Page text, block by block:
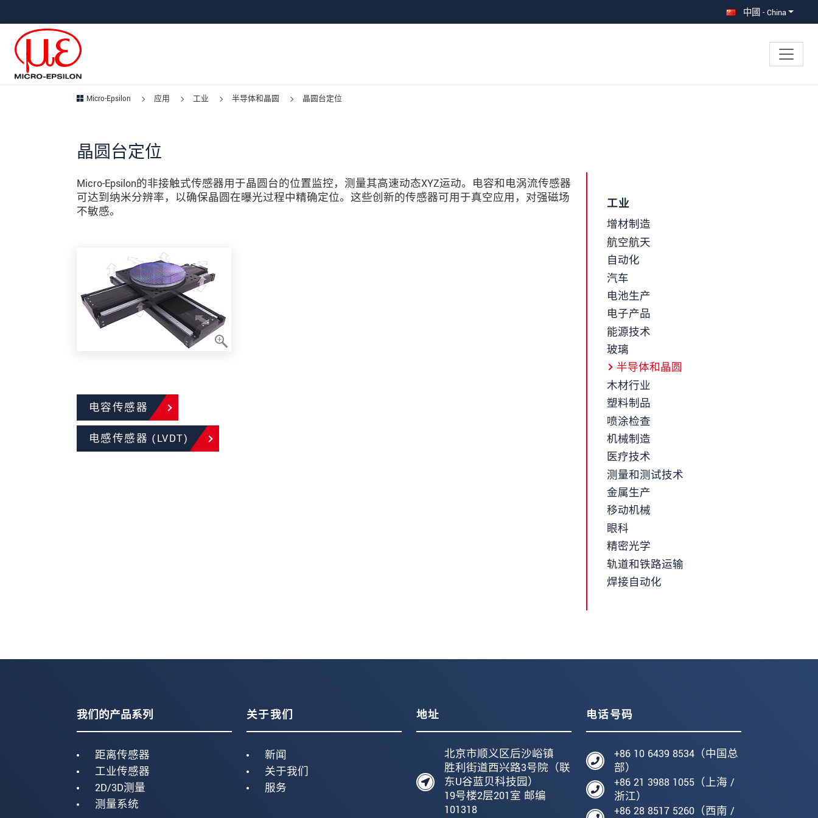
中國 - China
Micro-Epsilon 应用 工业 半导体和晶圆 晶圆台定位
晶圆台定位
Micro-Epsilon的非接触式传感器用于晶圆台的位置监控，测量其高速动态XYZ运动。电容和电涡流传感器
可达到纳米分辨率，以确保晶圆在曝光过程中精确定位。这些创新的传感器可用于真空应用，对强磁场
不敏感。
电容传感器
电感传感器 (LVDT)
工业
增材制造
航空航天
自动化
汽车
电池生产
电子产品
能源技术
玻璃
半导体和晶圆
木材行业
塑料制品
喷涂检查
机械制造
医疗技术
测量和测试技术
金属生产
移动机械
眼科
精密光学
轨道和铁路运输
焊接自动化
我们的产品系列
距离传感器
工业传感器
2D/3D测量
测量系统
关于我们
新闻
关于我们
服务
地址
北京市顺义区后沙峪镇
胜利街道西兴路3号院（联
东U谷蓝贝科技园）
19号楼2层201室 邮编
101318
电话号码
+86 10 6439 8534（中国总
部）
+86 21 3988 1055（上海 /
浙江）
+86 28 8517 5260（西南 /